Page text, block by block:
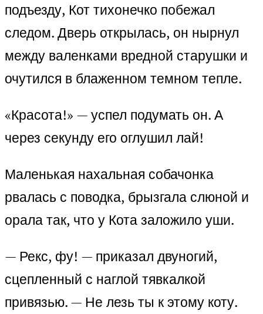
подъезду, Кот тихонечко побежал
следом. Дверь открылась, он нырнул
между валенками вредной старушки и
очутился в блаженном темном тепле.
«Красота!» — успел подумать он. А
через секунду его оглушил лай!
Маленькая нахальная собачонка
рвалась с поводка, брызгала слюной и
орала так, что у Кота заложило уши.
— Рекс, фу! — приказал двуногий,
сцепленный с наглой тявкалкой
привязью. — Не лезь ты к этому коту.